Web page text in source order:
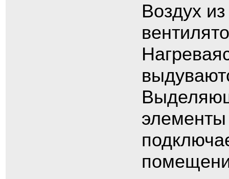
Воздух
элементы